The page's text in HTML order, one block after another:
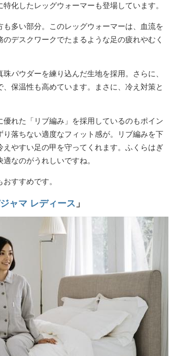
化したレッグウォーマーも登場しています。
多い部分。このレッグウォーマーは、血流を
デスクワークでたまるような足の疲れやむく
パウダーを練り込んだ生地を採用。さらに、
保温性も高めています。まさに、冷え対策と
れた「リブ編み」を採用しているのもポイン
落ちない適度なフィット感が。リブ編みを下
やすい足の甲を守ってくれます。ふくらはぎ
なのがうれしいですね。
すすめです。
ャマ レディース 」